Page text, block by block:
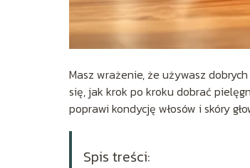
Masz wrażenie, że używasz
się, jak krok po kroku dobrać
poprawi kondycję włosów i skóry
Spis treści: